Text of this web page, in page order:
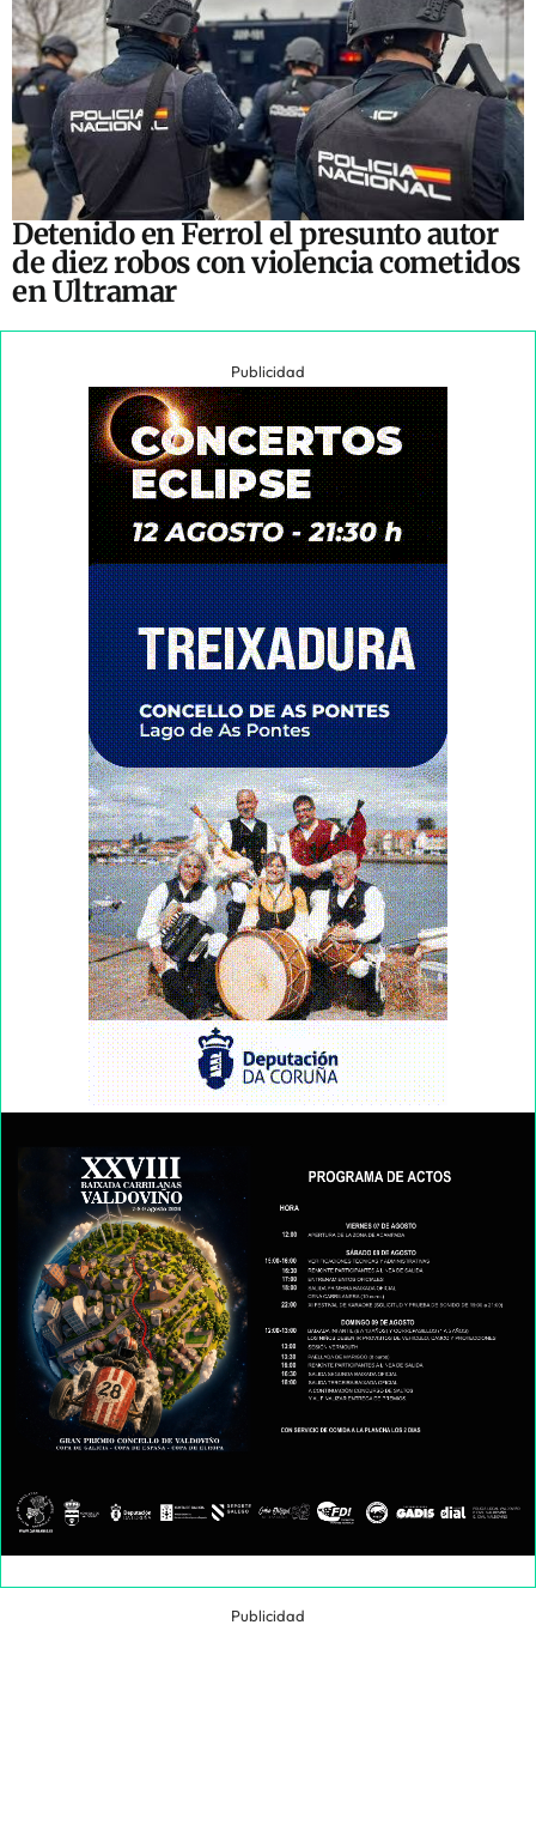
Detenido en Ferrol el presunto autor
de diez robos con violencia cometidos
en Ultramar
Publicidad
Publicidad